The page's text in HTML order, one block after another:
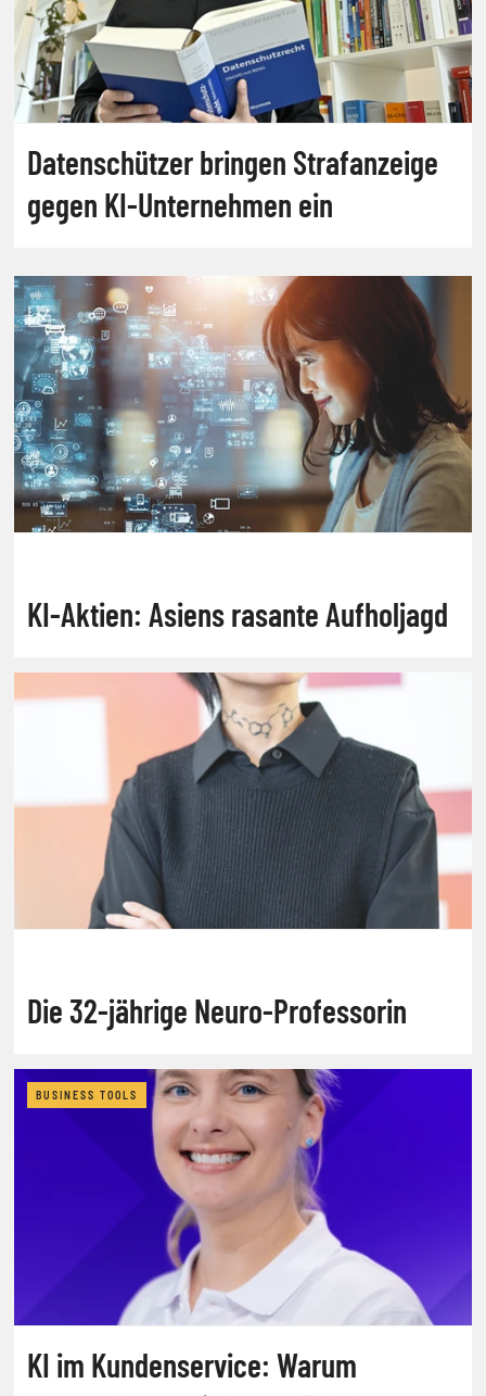
Datenschützer bringen Strafanzeige
gegen KI-Unternehmen ein
KI-Aktien: Asiens rasante Aufholjagd
Die 32-jährige Neuro-Professorin
BUSINESS TOOLS
KI im Kundenservice: Warum